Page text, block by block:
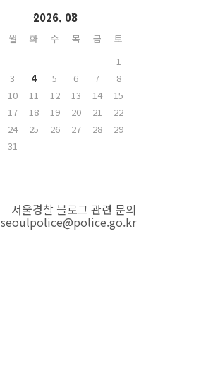
2026. 08
월 화 수 목 금
토
1
3 4 5 6 7
8
10 11 12 13 14
15
17 18 19 20 21
22
24 25 26 27 28
29
31
서울경찰 블로그 관련 문의
seoulpolice@police.go.kr